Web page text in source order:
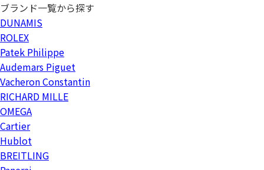
ブランド一覧から探す
DUNAMIS
ROLEX
Patek Philippe
Audemars Piguet
Vacheron Constantin
RICHARD MILLE
OMEGA
Cartier
Hublot
BREITLING